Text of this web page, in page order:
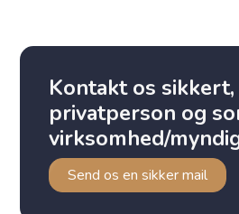
Kontakt os sikkert,
privatperson og
virksomhed/
Send os en sikker mail